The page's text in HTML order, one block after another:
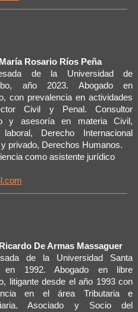
Rosario Ríos Peña
de la Universidad de
año 2023. Abogado en
con prevalencia en actividades
Civil y Penal. Consultor
y asesoría en materia Civil,
laboral, Derecho Internacional
y privado, Derechos Humanos.
como asistente jurídico
De Armas Massaguer
de la Universidad Santa
en 1992. Abogado en libre
litigante desde el año 1993 con
en el área Tributaria e
Asociado y Socio del